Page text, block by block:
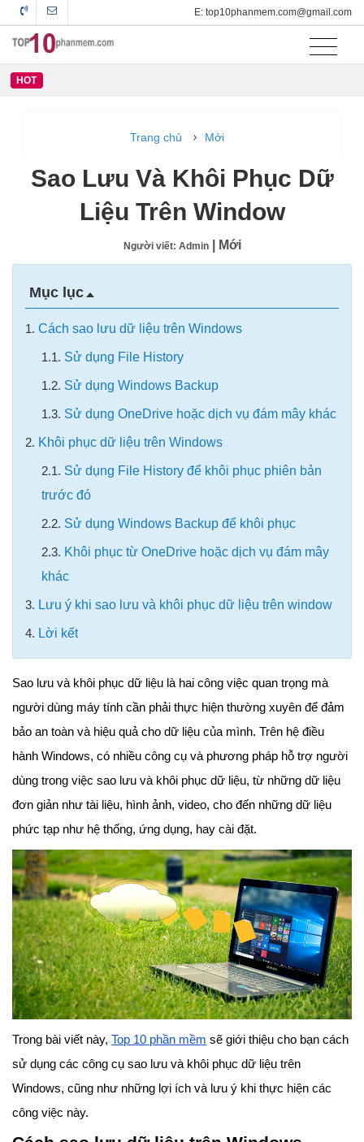
E: top10phanmem.com@gmail.com
HOT
Trang chủ Mới
Sao Lưu Và Khôi Phục Dữ
Liệu Trên Window
Người viết: Admin | Mới
Mục lục
1. Cách sao lưu dữ liệu trên Windows
1.1. Sử dụng File History
1.2. Sử dụng Windows Backup
1.3. Sử dụng OneDrive hoặc dịch vụ đám mây khác
2. Khôi phục dữ liệu trên Windows
2.1. Sử dụng File History để khôi phục phiên bản
trước đó
2.2. Sử dụng Windows Backup để khôi phục
2.3. Khôi phục từ OneDrive hoặc dịch vụ đám mây
khác
3. Lưu ý khi sao lưu và khôi phục dữ liệu trên window
4. Lời kết
Sao lưu và khôi phục dữ liệu là hai công việc quan trọng mà
người dùng máy tính cần phải thực hiện thường xuyên để đảm
bảo an toàn và hiệu quả cho dữ liệu của mình. Trên hệ điều
hành Windows, có nhiều công cụ và phương pháp hỗ trợ người
dùng trong việc sao lưu và khôi phục dữ liệu, từ những dữ liệu
đơn giản như tài liệu, hình ảnh, video, cho đến những dữ liệu
phức tạp như hệ thống, ứng dụng, hay cài đặt.
Trong bài viết này, Top 10 phần mềm sẽ giới thiệu cho bạn cách
sử dụng các công cụ sao lưu và khôi phục dữ liệu trên
Windows, cũng như những lợi ích và lưu ý khi thực hiện các
công việc này.